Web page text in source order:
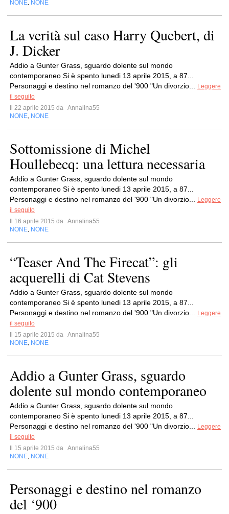
NONE NONE
La verità sul caso Harry Quebert, di
J. Dicker
Addio a Gunter Grass, sguardo dolente sul mondo
contemporaneo Si è spento lunedi 13 aprile 2015, a 87...
Personaggi e destino nel romanzo del '900 "Un divorzio...
Leggere
il seguito
Il 22 aprile 2015 da Annalina55
NONE NONE
Sottomissione di Michel
Houllebecq: una lettura necessaria
Addio a Gunter Grass, sguardo dolente sul mondo
contemporaneo Si è spento lunedi 13 aprile 2015, a 87...
Personaggi e destino nel romanzo del '900 "Un divorzio...
Leggere
il seguito
Il 16 aprile 2015 da Annalina55
NONE NONE
“Teaser And The Firecat”: gli
acquerelli di Cat Stevens
Addio a Gunter Grass, sguardo dolente sul mondo
contemporaneo Si è spento lunedi 13 aprile 2015, a 87...
Personaggi e destino nel romanzo del '900 "Un divorzio...
Leggere
il seguito
Il 15 aprile 2015 da Annalina55
NONE NONE
Addio a Gunter Grass, sguardo
dolente sul mondo contemporaneo
Addio a Gunter Grass, sguardo dolente sul mondo
contemporaneo Si è spento lunedi 13 aprile 2015, a 87...
Personaggi e destino nel romanzo del '900 "Un divorzio...
Leggere
il seguito
Il 15 aprile 2015 da Annalina55
NONE NONE
Personaggi e destino nel romanzo
del ‘900